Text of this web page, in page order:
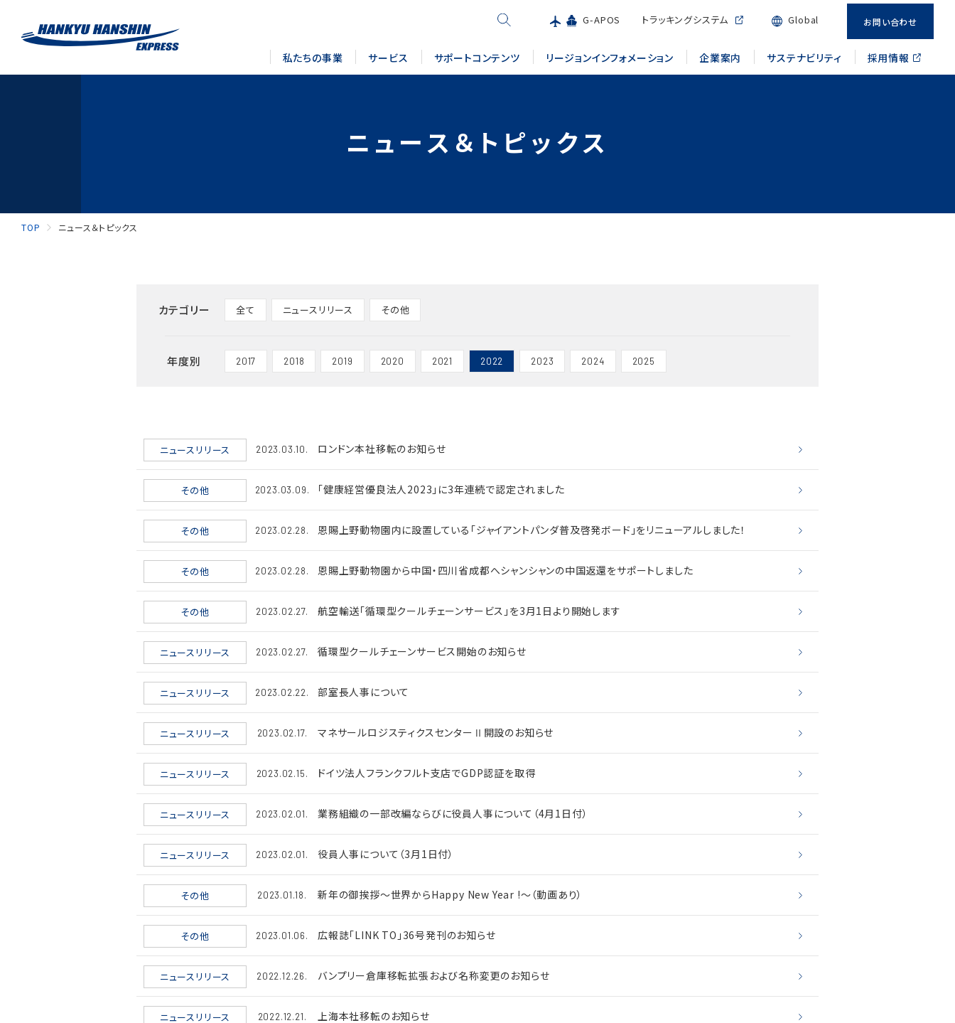
G-APOS トラッキングシステム Global お問い合わせ
私たちの事業 サービス サポートコンテンツ リージョンインフォメーション 企業案内 サステナビリティ 採用情報
ニュース＆トピックス
TOP ニュース＆トピックス
カテゴリー 全て ニュースリリース その他
年度別 2017 2018 2019 2020 2021 2022 2023 2024 2025
ニュースリリース 2023.03.10. ロンドン本社移転のお知らせ
その他 2023.03.09. ｢健康経営優良法人2023｣に3年連続で認定されました
その他 2023.02.28. 恩賜上野動物園内に設置している「ジャイアントパンダ普及啓発ボード」をリニューアルしました！
その他 2023.02.28. 恩賜上野動物園から中国・四川省成都へシャンシャンの中国返還をサポートしました
その他 2023.02.27. 航空輸送「循環型クールチェーンサービス」を3月1日より開始します
ニュースリリース 2023.02.27. 循環型クールチェーンサービス開始のお知らせ
ニュースリリース 2023.02.22. 部室長人事について
ニュースリリース 2023.02.17. マネサールロジスティクスセンターⅡ開設のお知らせ
ニュースリリース 2023.02.15. ドイツ法人フランクフルト支店でGDP認証を取得
ニュースリリース 2023.02.01. 業務組織の一部改編ならびに役員人事について（4月1日付）
ニュースリリース 2023.02.01. 役員人事について（3月1日付）
その他 2023.01.18. 新年の御挨拶～世界からHappy New Year !～（動画あり）
その他 2023.01.06. 広報誌「LINK TO」36号発刊のお知らせ
ニュースリリース 2022.12.26. バンプリー倉庫移転拡張および名称変更のお知らせ
ニュースリリース 2022.12.21. 上海本社移転のお知らせ